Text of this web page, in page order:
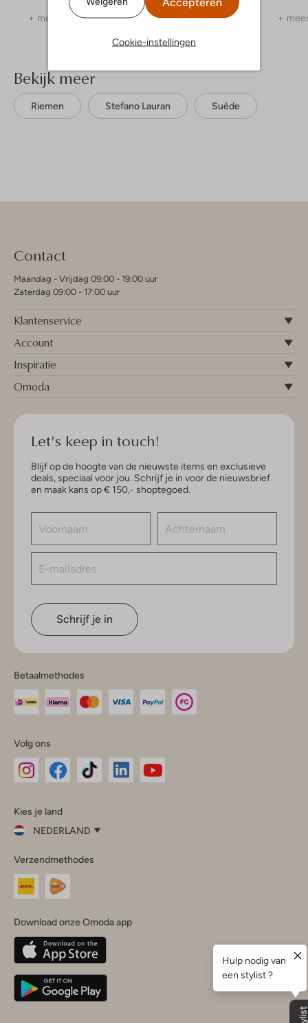
Cookie-instellingen
+ meer kleuren + meer kleuren +
Bekijk meer
Riemen Stefano Lauran Suède
Contact
Maandag - Vrijdag 09:00 - 19:00 uur
Zaterdag 09:00 - 17:00 uur
Klantenservice
Account
Inspiratie
Omoda
Let's keep in touch!
Blijf op de hoogte van de nieuwste items en exclusieve
deals, speciaal voor jou. Schrijf je in voor de nieuwsbrief
en maak kans op € 150,- shoptegoed.
Schrijf je in
Betaalmethodes
Volg ons
InstagramFacebook
Kies je land
NEDERLAND
je
land
Nederland
Belgique(Français)
Deutschland
Verzendmethodes
Download onze Omoda app